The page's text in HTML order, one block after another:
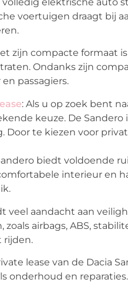
voertuigen draagt bij
zijn compacte formaat
Ondanks zijn
passagiers.
: Als u op zoek bent
keuze. De
te kiezen voor
biedt voldoende
interieur en
veel aandacht aan
airbags, ABS,
rijden.
lease van de Dacia
onderhoud en reparaties.